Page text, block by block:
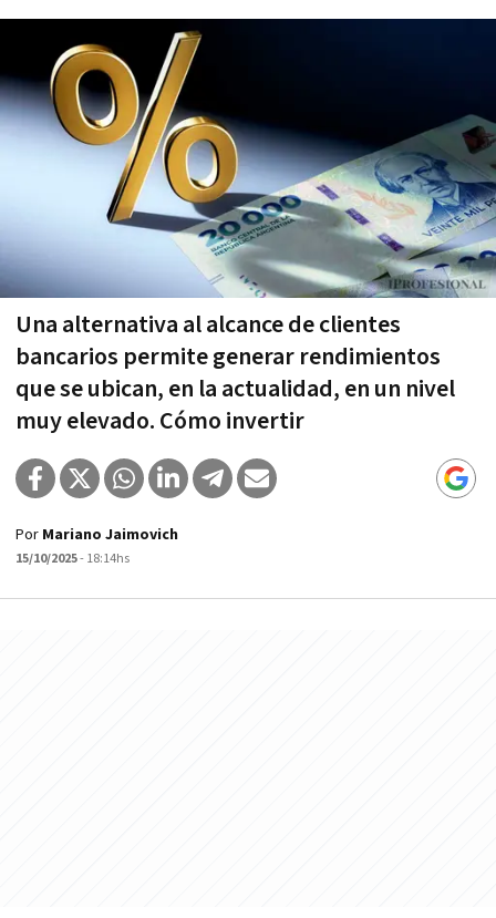
Una alternativa al alcance de clientes
bancarios permite generar rendimientos
que se ubican, en la actualidad, en un nivel
muy elevado. Cómo invertir
Por Mariano Jaimovich
15/10/2025- 18:14hs